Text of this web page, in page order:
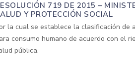
719 DE 2015 –
Y PROTECCIÓN SOCIAL
la cual se establece la clasificación de
consumo humano de acuerdo con el
pública.